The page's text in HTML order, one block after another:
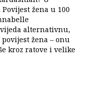
žena u 100
alternativnu,
žena – onu
kroz ratove i velike